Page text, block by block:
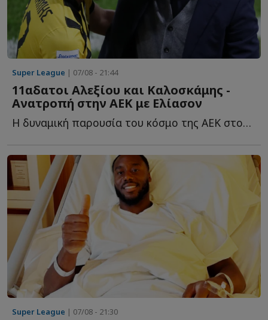
Super League | 07/08 - 21:44
11αδατοι Αλεξίου και Καλοσκάμης -
Ανατροπή στην ΑΕΚ με Ελίασον
Η δυναμική παρουσία του κόσμο της ΑΕΚ στον τελικό του Su...
Super League | 07/08 - 21:30